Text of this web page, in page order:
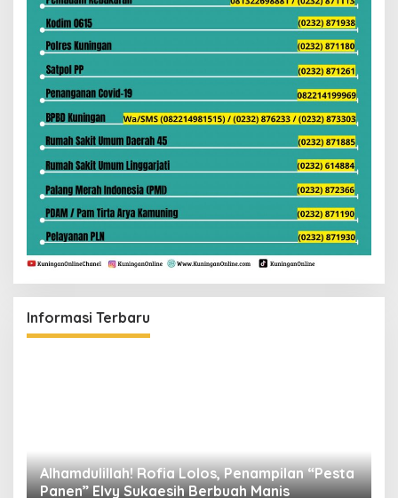
Informasi Terbaru
Alhamdulillah! Rofia Lolos, Penampilan “Pesta
Panen” Elvy Sukaesih Berbuah Manis